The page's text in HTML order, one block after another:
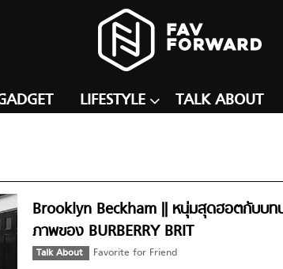
LIFESTYLE TALK ABOUT
Brooklyn Beckham || หนุ่มสุดฮอตกับบท
ภาพของ BURBERRY BRIT
Talk About Favorite for Friend